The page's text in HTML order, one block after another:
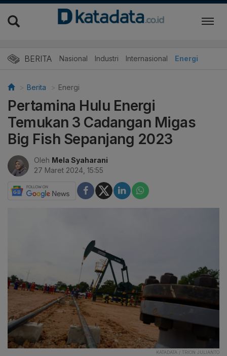
BERITA Nasional Industri Internasional Energi
Berita Energi
Pertamina Hulu Energi
Temukan 3 Cadangan Migas
Big Fish Sepanjang 2023
Oleh Mela Syaharani
27 Maret 2024, 15:55
KATADATA / TRION JULIANTO